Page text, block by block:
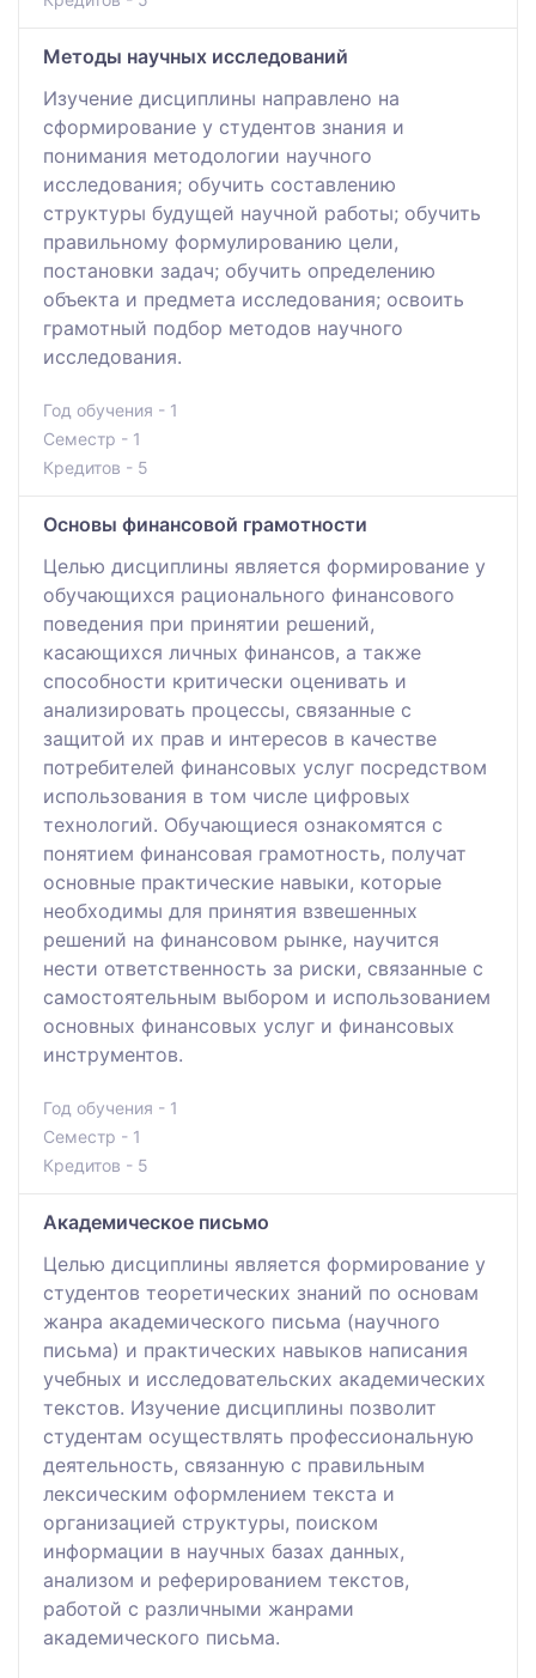
Методы научных исследований
Изучение дисциплины направлено на
сформирование у студентов знания и
понимания методологии научного
исследования; обучить составлению
структуры будущей научной работы; обучить
правильному формулированию цели,
постановки задач; обучить определению
объекта и предмета исследования; освоить
грамотный подбор методов научного
исследования.
Год обучения - 1
Семестр - 1
Кредитов - 5
Основы финансовой грамотности
Целью дисциплины является формирование у
обучающихся рационального финансового
поведения при принятии решений,
касающихся личных финансов, а также
способности критически оценивать и
анализировать процессы, связанные с
защитой их прав и интересов в качестве
потребителей финансовых услуг посредством
использования в том числе цифровых
технологий. Обучающиеся ознакомятся с
понятием финансовая грамотность, получат
основные практические навыки, которые
необходимы для принятия взвешенных
решений на финансовом рынке, научится
нести ответственность за риски, связанные с
самостоятельным выбором и использованием
основных финансовых услуг и финансовых
инструментов.
Год обучения - 1
Семестр - 1
Кредитов - 5
Академическое письмо
Целью дисциплины является формирование у
студентов теоретических знаний по основам
жанра академического письма (научного
письма) и практических навыков написания
учебных и исследовательских академических
текстов. Изучение дисциплины позволит
студентам осуществлять профессиональную
деятельность, связанную с правильным
лексическим оформлением текста и
организацией структуры, поиском
информации в научных базах данных,
анализом и реферированием текстов,
работой с различными жанрами
академического письма.